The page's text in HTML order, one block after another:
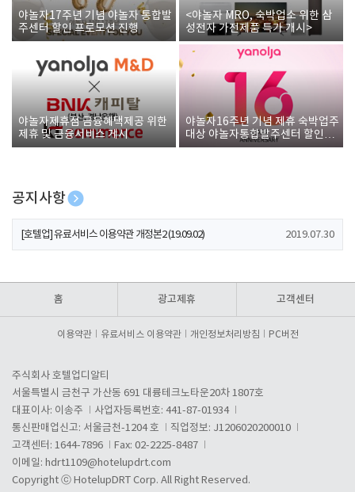
야놀자17주년 기념 야놀자 통합발
주센터 할인 프로모션 진행
<야놀자 MRO, 숙박업소 위한 삼
성전자 가전제품 특가 개시>
야놀자제휴점 금융혜택제공 위한
제휴 및 금융서비스 게시
야놀자16주년 기념 제휴 숙박업주
대상 야놀자통합발주센터 할인쿠
폰 증정
공지사항
[호텔업] 개인정보 처리방침 개정본1 (19.09.02)
[호텔업] 유료서비스 이용약관 개정본2 (19.09.02) 2019.07.30
홈 광고제휴 고객센터
이용약관 유료서비스 이용약관 개인정보처리방침 PC버전
주식회사 호텔업디알티
서울특별시 금천구 가산동 691 대륭테크노타운20차 1807호
대표이사: 이송주
사업자등록번호: 441-87-01934
통신판매업신고: 서울금천-1204 호
직업정보: J1206020200010
고객센터: 1644-7896
Fax: 02-2225-8487
이메일: hdrt1109@hotelupdrt.com
Copyright ⓒ HotelupDRT Corp. All Right Reserved.